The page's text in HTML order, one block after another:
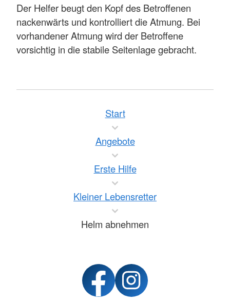
Der Helfer beugt den Kopf des Betroffenen
nackenwärts und kontrolliert die Atmung. Bei
vorhandener Atmung wird der Betroffene
vorsichtig in die stabile Seitenlage gebracht.
Start
Angebote
Erste Hilfe
Kleiner Lebensretter
Helm abnehmen